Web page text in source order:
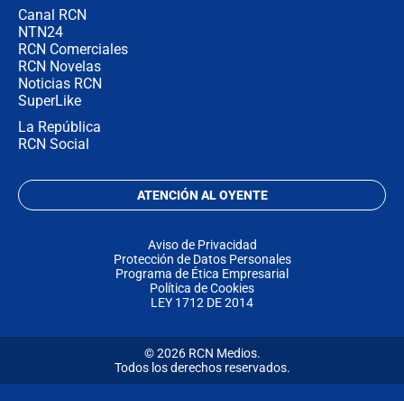
Canal RCN
NTN24
RCN Comerciales
RCN Novelas
Noticias RCN
SuperLike
La República
RCN Social
ATENCIÓN AL OYENTE
Aviso de Privacidad
Protección de Datos Personales
Programa de Ética Empresarial
Política de Cookies
LEY 1712 DE 2014
© 2026 RCN Medios.
Todos los derechos reservados.